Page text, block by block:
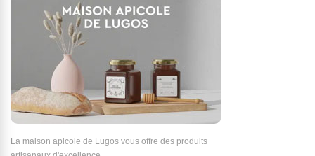
La maison apicole de Lugos vous offre des produits